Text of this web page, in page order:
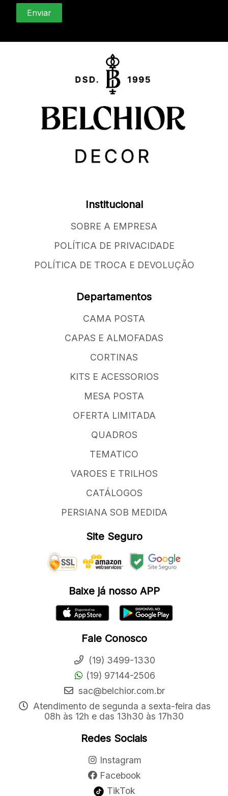
Institucional
SOBRE A EMPRESA
POLÍTICA DE PRIVACIDADE
POLÍTICA DE TROCA E DEVOLUÇÃO
Departamentos
CAMA POSTA
CAPAS E ALMOFADAS
CORTINAS
KITS E ACESSORIOS
MESA POSTA
OFERTA LIMITADA
QUADROS
TEMATICO
VAROES E TRILHOS
CATÁLOGOS
PERSIANA SOB MEDIDA
Site Seguro
Baixe já nosso APP
Fale Conosco
(19) 3499-1330
(19) 97144-2506
sac@belchior.com.br
Atendimento de segunda a sexta-feira das
08h às 12h e das 13h30 às 17h30
Redes Sociais
Instagram
Facebook
TikTok